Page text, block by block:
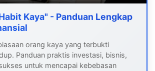
Kaya" - Panduan Lengkap
orang kaya yang terbukti
Panduan praktis investasi, bisnis,
untuk mencapai kebebasan